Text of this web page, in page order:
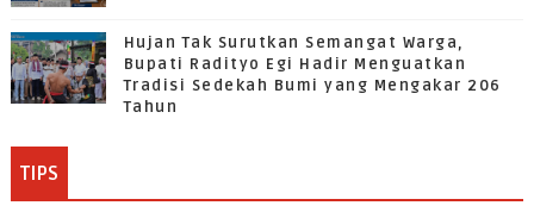
Hujan Tak Surutkan Semangat Warga,
Bupati Radityo Egi Hadir Menguatkan
Tradisi Sedekah Bumi yang Mengakar 206
Tahun
TIPS